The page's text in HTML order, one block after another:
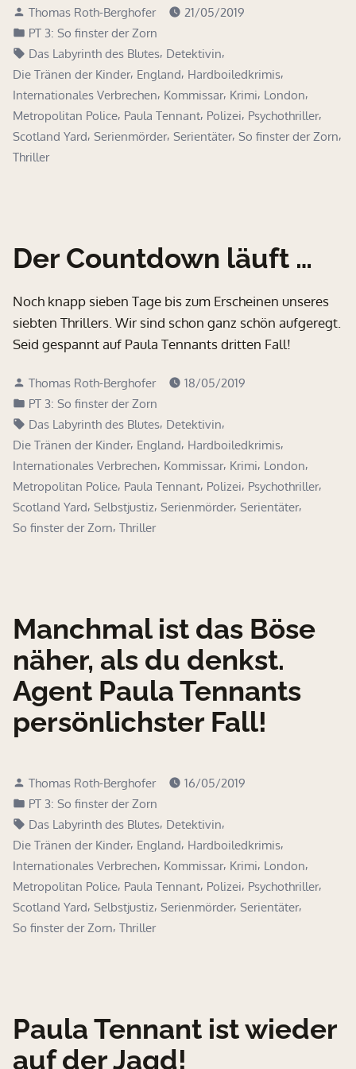
der
Zorn
–
Taschenbuch
und
Kindle
E-
Book!“
Verfasst
von
Thomas Roth-Berghofer
21/05/2019
Veröffentlicht
in
PT 3: So finster der Zorn
Schlagwörter:
Das Labyrinth des Blutes, Detektivin,
Die Tränen der Kinder, England, Hardboiledkrimis,
Internationales Verbrechen, Kommissar, Krimi, London,
Metropolitan Police, Paula Tennant, Polizei, Psychothriller,
Scotland Yard, Serienmörder, Serientäter, So finster der Zorn,
Thriller
Der Countdown läuft …
Noch knapp sieben Tage bis zum Erscheinen unseres
siebten Thrillers. Wir sind schon ganz schön aufgeregt.
Seid gespannt auf Paula Tennants dritten Fall!
Verfasst
von
Thomas Roth-Berghofer
18/05/2019
Veröffentlicht
in
PT 3: So finster der Zorn
Schlagwörter:
Das Labyrinth des Blutes, Detektivin,
Die Tränen der Kinder, England, Hardboiledkrimis,
Internationales Verbrechen, Kommissar, Krimi, London,
Metropolitan Police, Paula Tennant, Polizei, Psychothriller,
Scotland Yard, Selbstjustiz, Serienmörder, Serientäter,
So finster der Zorn, Thriller
Manchmal ist das Böse
näher, als du denkst.
Agent Paula Tennants
persönlichster Fall!
Verfasst
von
Thomas Roth-Berghofer
16/05/2019
Veröffentlicht
in
PT 3: So finster der Zorn
Schlagwörter:
Das Labyrinth des Blutes, Detektivin,
Die Tränen der Kinder, England, Hardboiledkrimis,
Internationales Verbrechen, Kommissar, Krimi, London,
Metropolitan Police, Paula Tennant, Polizei, Psychothriller,
Scotland Yard, Selbstjustiz, Serienmörder, Serientäter,
So finster der Zorn, Thriller
Paula Tennant ist wieder
auf der Jagd!